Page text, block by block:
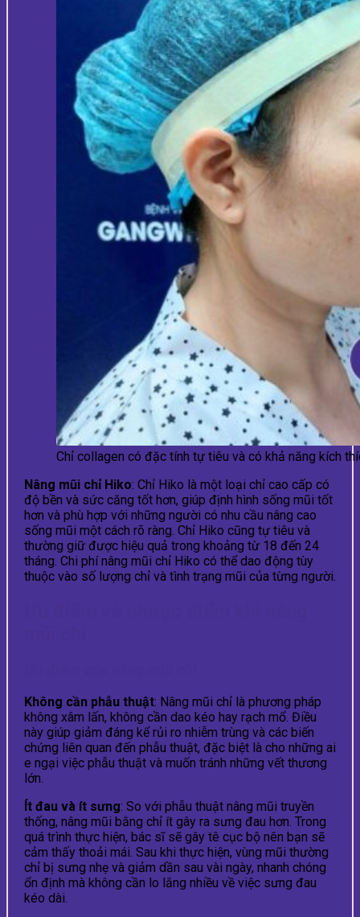
Chỉ collagen có đặc tính tự tiêu và có khả năng kích
Nâng mũi chỉ Hiko: Chỉ Hiko là một loại chỉ cao cấp có
độ bền và sức căng tốt hơn, giúp định hình sống mũi tốt
hơn và phù hợp với những người có nhu cầu nâng cao
sống mũi một cách rõ ràng. Chỉ Hiko cũng tự tiêu và
thường giữ được hiệu quả trong khoảng từ 18 đến 24
tháng. Chi phí nâng mũi chỉ Hiko có thể dao động tùy
thuộc vào số lượng chỉ và tình trạng mũi của từng người.
Không cần phẫu thuật: Nâng mũi chỉ là phương pháp
không xâm lấn, không cần dao kéo hay rạch mổ. Điều
này giúp giảm đáng kể rủi ro nhiễm trùng và các biến
chứng liên quan đến phẫu thuật, đặc biệt là cho những ai
e ngại việc phẫu thuật và muốn tránh những vết thương
lớn.
Ít đau và ít sưng: So với phẫu thuật nâng mũi truyền
thống, nâng mũi bằng chỉ ít gây ra sưng đau hơn. Trong
quá trình thực hiện, bác sĩ sẽ gây tê cục bộ nên bạn sẽ
cảm thấy thoải mái. Sau khi thực hiện, vùng mũi thường
chỉ bị sưng nhẹ và giảm dần sau vài ngày, nhanh chóng
ổn định mà không cần lo lắng nhiều về việc sưng đau
kéo dài.